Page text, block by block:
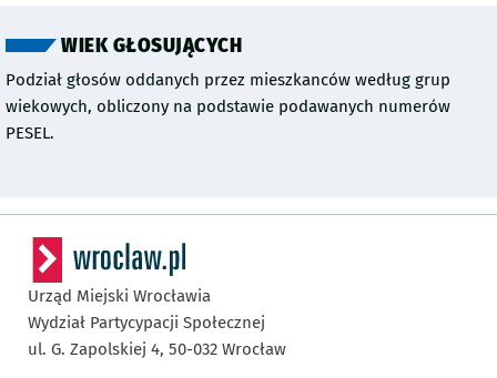
WIEK GŁOSUJĄCYCH
Podział głosów oddanych przez mieszkanców według grup
wiekowych, obliczony na podstawie podawanych numerów
PESEL.
Urząd Miejski Wrocławia
Wydział Partycypacji Społecznej
ul. G. Zapolskiej 4, 50-032 Wrocław